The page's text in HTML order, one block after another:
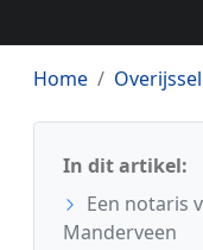
Home Overijssel
In dit artikel:
Een notaris
Manderveen